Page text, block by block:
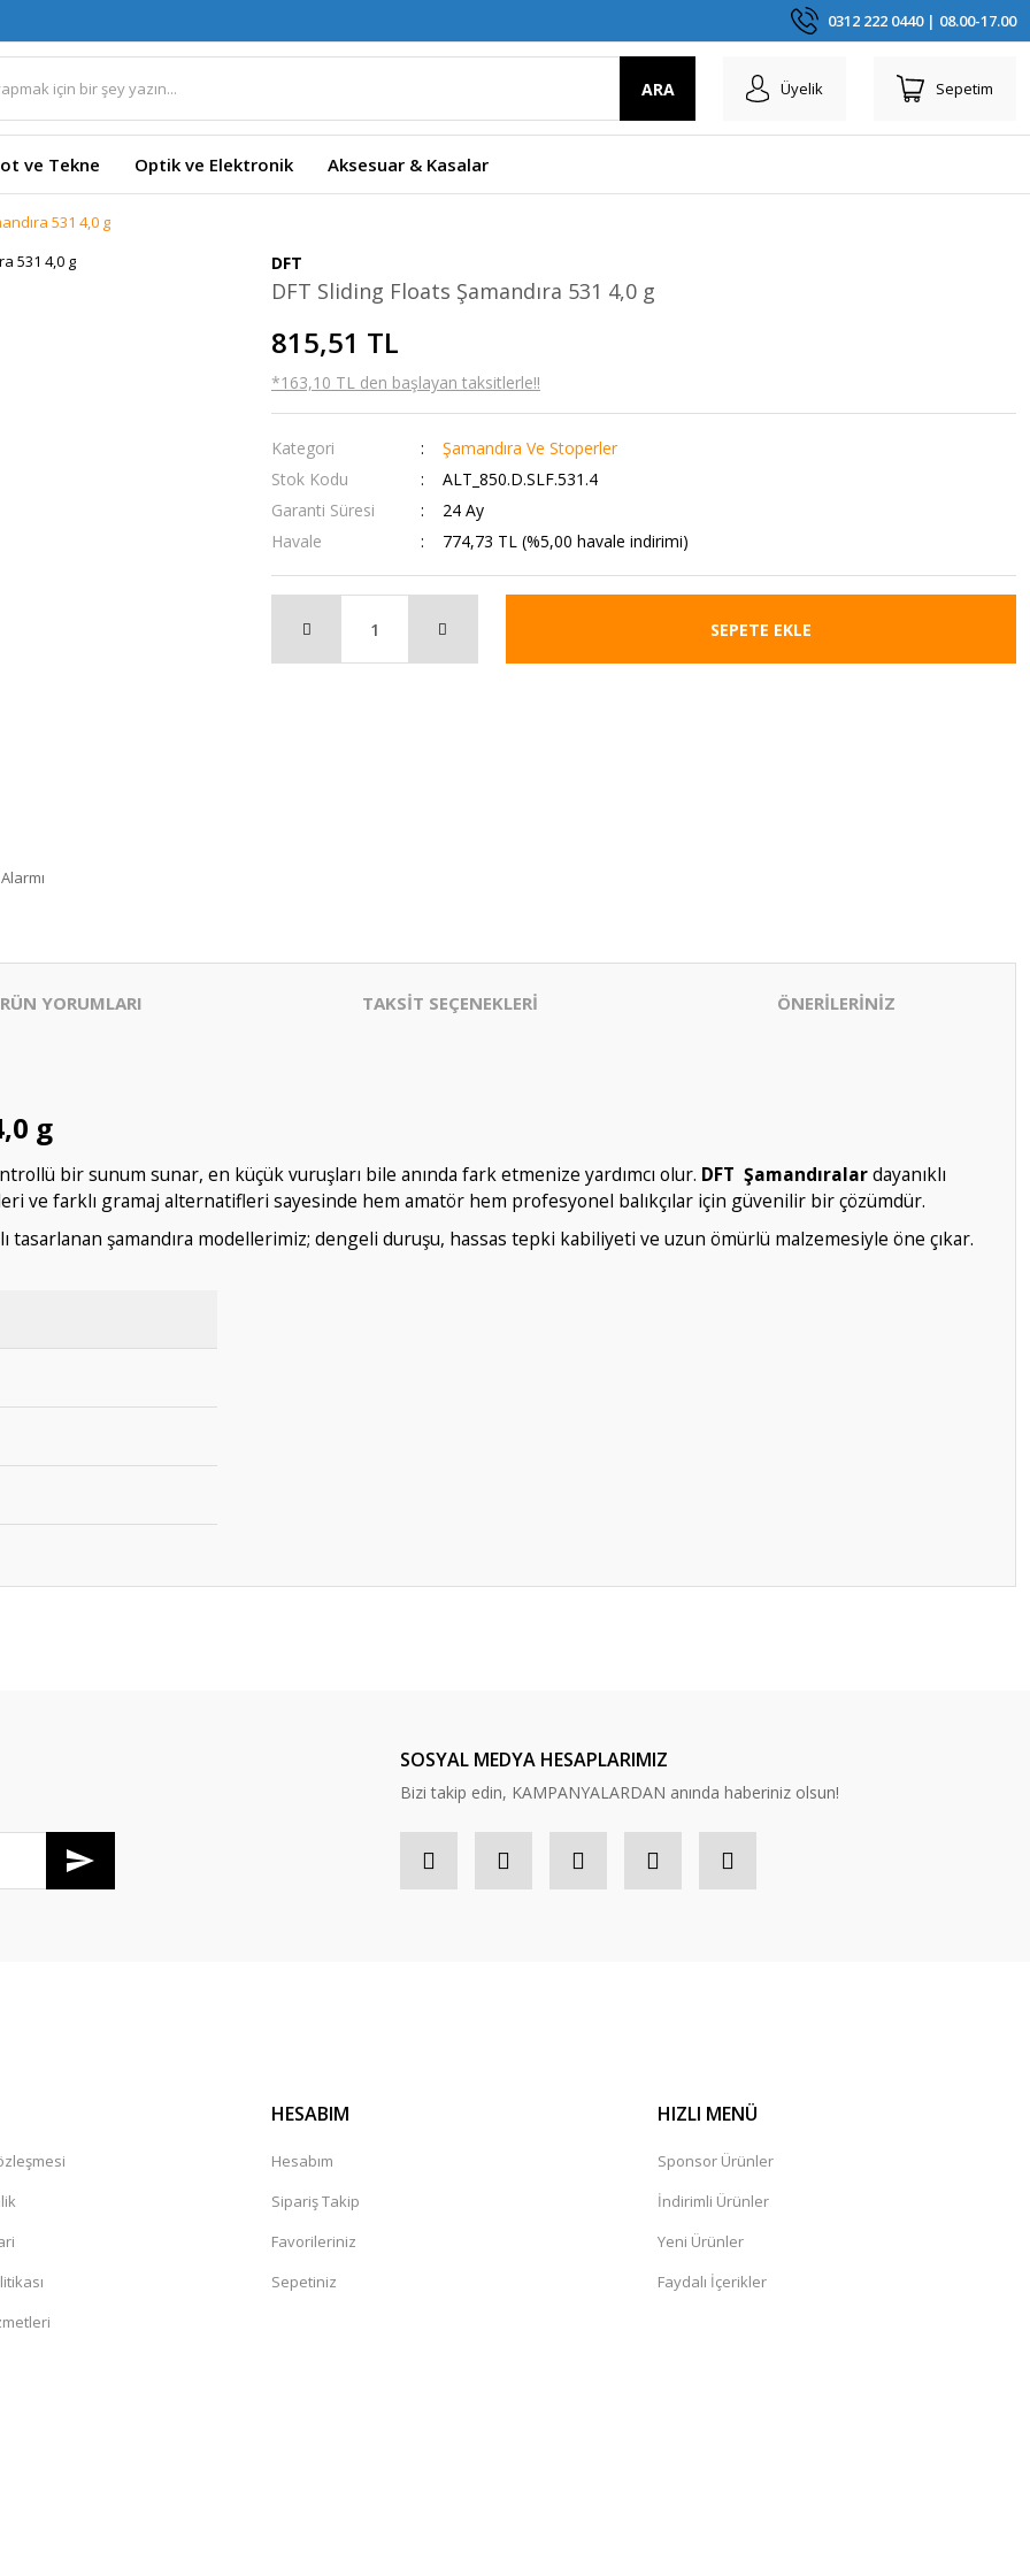
0312 222 0440 | 08.00-17.00
ARA Üyelik Sepetim
ve Tekne Optik ve Elektronik Aksesuar & Kasalar
531 4,0 g
DFT
DFT Sliding Floats Şamandıra 531 4,0 g
815,51 TL
*163,10 TL den başlayan taksitlerle!!
Kategori
Şamandıra Ve Stoperler
Stok Kodu
ALT_850.D.SLF.531.4
Garanti Süresi
24 Ay
Havale
774,73 TL (%5,00 havale indirimi)
SEPETE EKLE
YORUMLARI TAKSİT SEÇENEKLERİ ÖNERİLERİNİZ
g
bir sunum sunar, en küçük vuruşları bile anında fark etmenize yardımcı olur. DFT Şamandıralardayanıklı
ve farklı gramaj alternatifleri sayesinde hem amatör hem profesyonel balıkçılar için güvenilir bir çözümdür.
tasarlanan şamandıra modellerimiz; dengeli duruşu, hassas tepki kabiliyeti ve uzun ömürlü malzemesiyle öne çıkar.
SOSYAL MEDYA HESAPLARIMIZ
Bizi takip edin, KAMPANYALARDAN anında haberiniz olsun!
HESABIM
Hesabım
Sipariş Takip
Favorileriniz
Sepetiniz
HIZLI MENÜ
Sponsor Ürünler
İndirimli Ürünler
Yeni Ürünler
Faydalı İçerikler